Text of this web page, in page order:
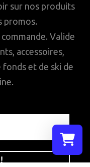
sur nos produits
promos.
Valide
accessoires,
fonds et de ski de